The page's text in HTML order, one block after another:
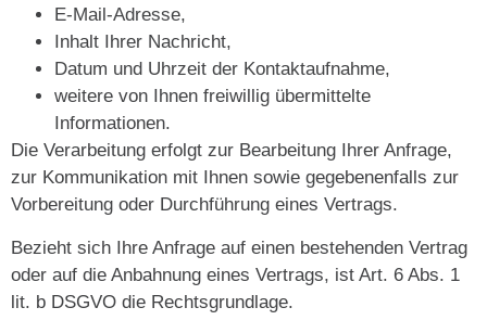
E-Mail-Adresse,
Inhalt Ihrer Nachricht,
Datum und Uhrzeit der Kontaktaufnahme,
weitere von Ihnen freiwillig übermittelte
Informationen.
Die Verarbeitung erfolgt zur Bearbeitung Ihrer Anfrage,
zur Kommunikation mit Ihnen sowie gegebenenfalls zur
Vorbereitung oder Durchführung eines Vertrags.
Bezieht sich Ihre Anfrage auf einen bestehenden Vertrag
oder auf die Anbahnung eines Vertrags, ist Art. 6 Abs. 1
lit. b DSGVO die Rechtsgrundlage.